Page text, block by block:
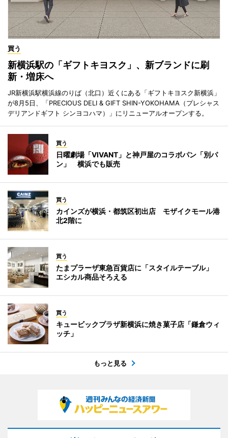
買う
新横浜駅の「ギフトキヨスク」、新ブランドに刷
新・増床へ
JR新横浜駅横浜線のりば（北口）近くにある「ギフトキヨスク新横浜」
が8月5日、「PRECIOUS DELI & GIFT SHIN-YOKOHAMA（プレシャス
デリアンドギフト シンヨコハマ）」にリニューアルオープンする。
買う
日曜劇場「VIVANT」と神戸屋のコラボパン「別パ
ン」 横浜でも販売
買う
カインズが横浜・都筑区初出店 モザイクモール港
北2階に
買う
たまプラーザ東急百貨店に「スタイルテーブル」
エシカル商品そろえる
買う
キュービックプラザ新横浜に焼き菓子店「鎌倉ウィ
ッチ」
もっと見る